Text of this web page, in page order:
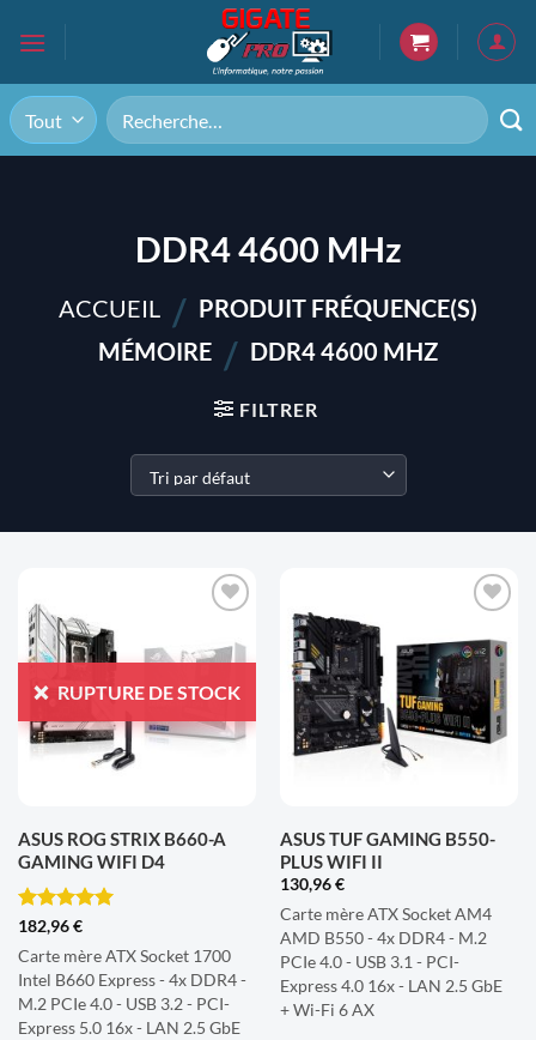
Recherche
pour :
DDR4 4600 MHz
ACCUEIL / PRODUIT FRÉQUENCE(S)
MÉMOIRE / DDR4 4600 MHZ
FILTRER
À LA
D'ENVIES
RUPTURE DE STOCK
ASUS ROG STRIX B660-A
GAMING WIFI D4
Note5sur
182,96€
Carte mère ATX Socket 1700
Intel B660 Express - 4x DDR4 -
M.2 PCIe 4.0 - USB 3.2 - PCI-
Express 5.0 16x - LAN 2.5 GbE
À LA
LISTE
D'ENVIES
ASUS TUF GAMING B550-
PLUS WIFI II
130,96€
Carte mère ATX Socket AM4
AMD B550 - 4x DDR4 - M.2
PCIe 4.0 - USB 3.1 - PCI-
Express 4.0 16x - LAN 2.5 GbE
+ Wi-Fi 6 AX